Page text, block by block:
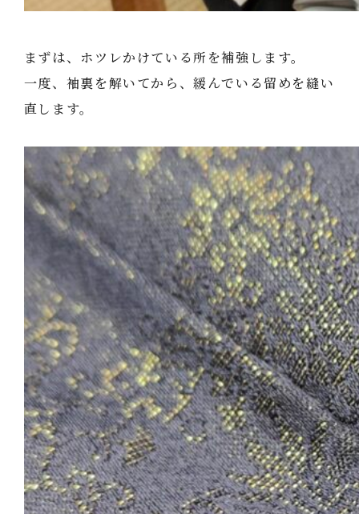
まずは、ホツレかけている所を補強します。
一度、袖裏を解いてから、緩んでいる留めを縫い
直します。